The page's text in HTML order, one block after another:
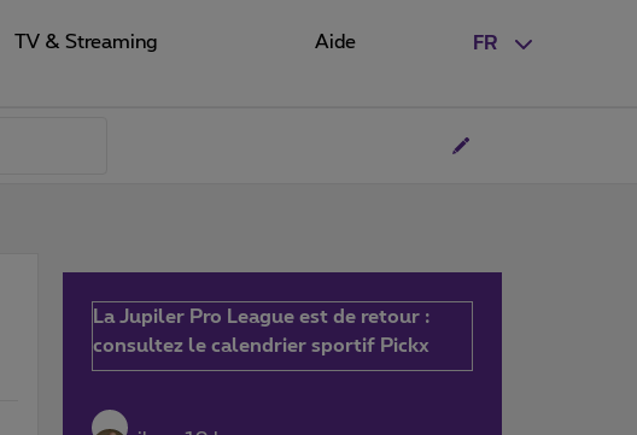
FR
TV & Streaming Aide
La Jupiler Pro League est de retour :
consultez le calendrier sportif Pickx